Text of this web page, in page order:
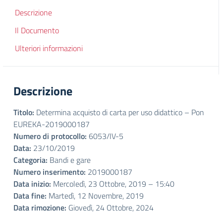
Descrizione
Il Documento
Ulteriori informazioni
Descrizione
Titolo: Determina acquisto di carta per uso didattico – Pon
EUREKA-2019000187
Numero di protocollo: 6053/IV-5
Data: 23/10/2019
Categoria: Bandi e gare
Numero inserimento: 2019000187
Data inizio: Mercoledì, 23 Ottobre, 2019 – 15:40
Data fine: Martedì, 12 Novembre, 2019
Data rimozione: Giovedì, 24 Ottobre, 2024